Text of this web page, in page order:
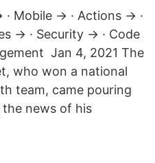
Mobile → · Actions → ·
→ · Security → · Code
Jan 4, 2021 The
who won a national
team, came pouring
news of his